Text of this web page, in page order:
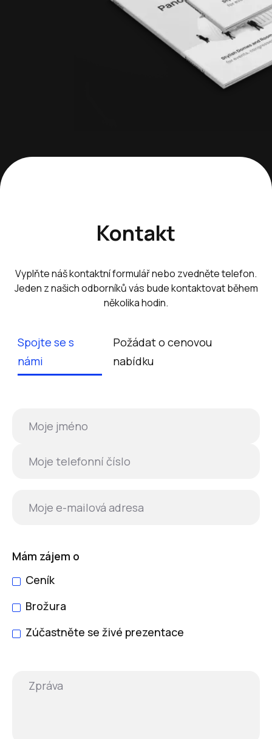
Kontakt
Vyplňte náš kontaktní formulář nebo zvedněte telefon.
Jeden z našich odborníků vás bude kontaktovat během
několika hodin.
Spojte se s
námi
Požádat o cenovou
nabídku
Mám zájem o
Ceník
Brožura
Zúčastněte se živé prezentace